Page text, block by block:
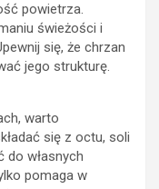
powietrza.
świeżości i
się, że chrzan
jego strukturę.
warto
się z octu, soli
do własnych
pomaga w